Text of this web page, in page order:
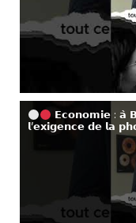
𝗘𝗰𝗼𝗻𝗼𝗺𝗶𝗲 : 𝗮̀
𝗹’𝗲𝘅𝗶𝗴𝗲𝗻𝗰𝗲 𝗱𝗲 𝗹𝗮